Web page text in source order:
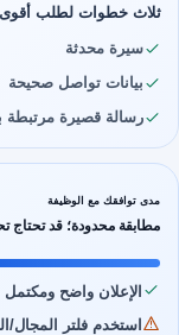
ثلاث خطوات لطلب أقوى
سيرة محدثة
بيانات تواصل صحيحة
رسالة قصيرة مرتبطة
مدى توافقك مع الوظيفة
مطابقة محدودة؛ قد
الإعلان واضح
استخدم فلتر المجال/